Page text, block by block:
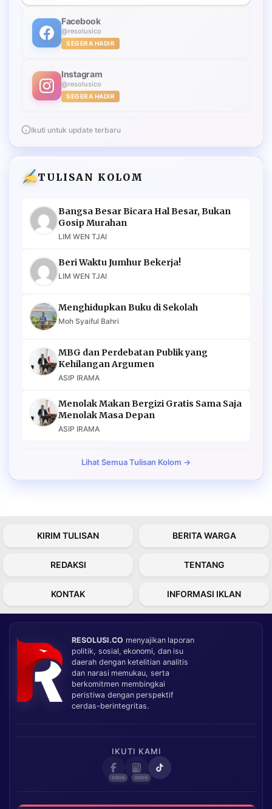
Facebook
@resolusico
SEGERA HADIR
Instagram
@resolusico
SEGERA HADIR
Ikuti untuk update terbaru
TULISAN KOLOM
Bangsa Besar Bicara Hal Besar, Bukan
Gosip Murahan
LIM WEN TJAI
Beri Waktu Jumhur Bekerja!
LIM WEN TJAI
Menghidupkan Buku di Sekolah
Moh Syaiful Bahri
MBG dan Perdebatan Publik yang
Kehilangan Argumen
ASIP IRAMA
Menolak Makan Bergizi Gratis Sama Saja
Menolak Masa Depan
ASIP IRAMA
Lihat Semua Tulisan Kolom →
KIRIM TULISAN BERITA WARGA
REDAKSI TENTANG
KONTAK INFORMASI IKLAN
RESOLUSI.CO menyajikan laporan
politik, sosial, ekonomi, dan isu
daerah dengan ketelitian analitis
dan narasi memukau, serta
berkomitmen membingkai
peristiwa dengan perspektif
cerdas-berintegritas.
IKUTI KAMI